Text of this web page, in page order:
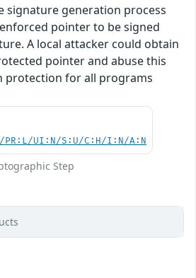
signature generation process
pointer to be signed
A local attacker could obtain
pointer and abuse this
protection for all programs
PR:L/UI:N/S:U/C:H/I:N/A:N
Step